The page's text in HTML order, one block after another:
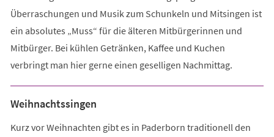
Überraschungen und Musik zum Schunkeln und Mitsingen ist
ein absolutes „Muss“ für die älteren Mitbürgerinnen und
Mitbürger. Bei kühlen Getränken, Kaffee und Kuchen
verbringt man hier gerne einen geselligen Nachmittag.
Weihnachtssingen
Kurz vor Weihnachten gibt es in Paderborn traditionell den